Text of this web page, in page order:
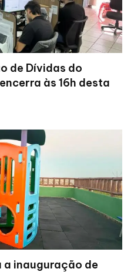
de Dívidas do
às 16h desta
a inauguração de